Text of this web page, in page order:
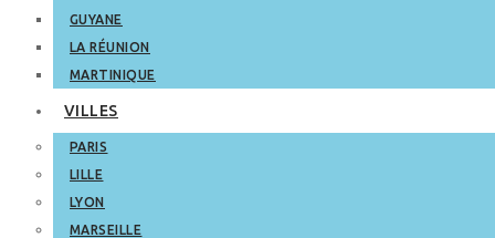
GUYANE
LA RÉUNION
MARTINIQUE
VILLES
PARIS
LILLE
LYON
MARSEILLE